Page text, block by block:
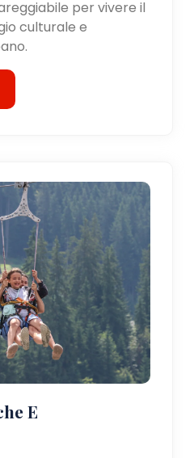
per vivere il
culturale e
E